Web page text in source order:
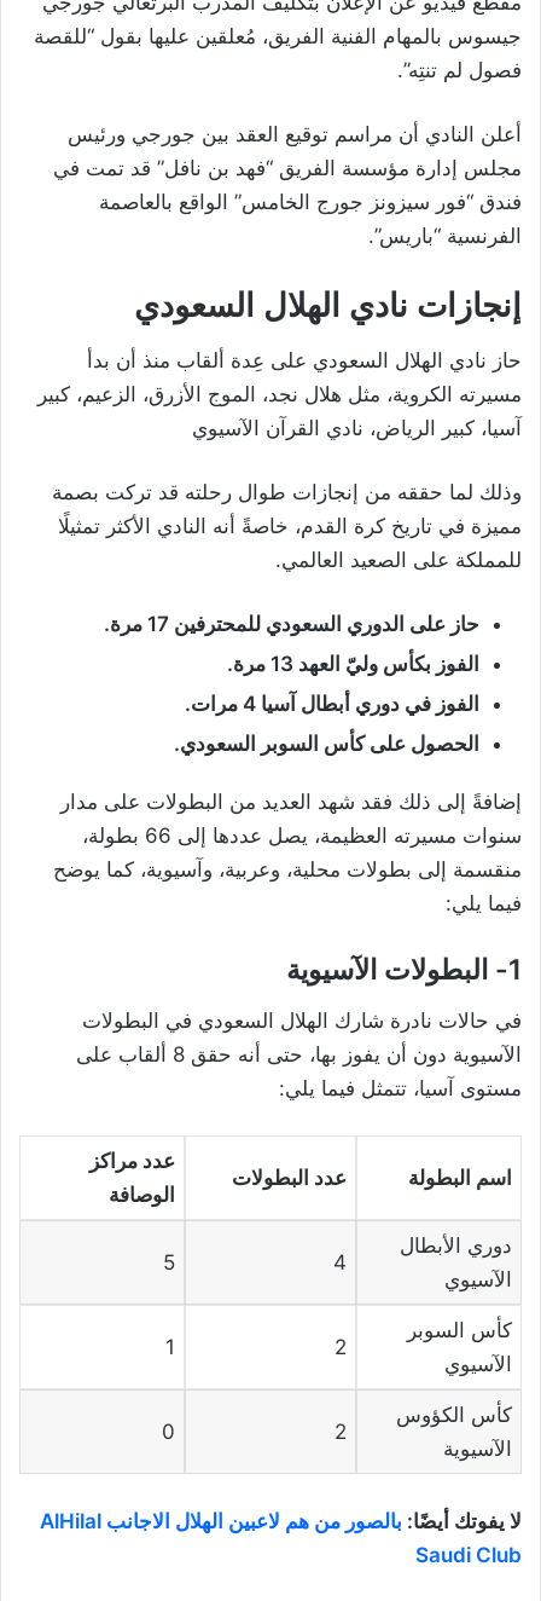
جيسوس بالمهام الفنية الفريق، مُعلقين عليها بقول “للقصة
فصول لم تنتِه”.
أعلن النادي أن مراسم توقيع العقد بين جورجي ورئيس
مجلس إدارة مؤسسة الفريق “فهد بن نافل” قد تمت في
فندق “فور سيزونز جورج الخامس” الواقع بالعاصمة
الفرنسية “باريس”.
إنجازات نادي الهلال السعودي
حاز نادي الهلال السعودي على عِدة ألقاب منذ أن بدأ
مسيرته الكروية، مثل هلال نجد، الموج الأزرق، الزعيم، كبير
آسيا، كبير الرياض، نادي القرآن الآسيوي
وذلك لما حققه من إنجازات طوال رحلته قد تركت بصمة
مميزة في تاريخ كرة القدم، خاصةً أنه النادي الأكثر تمثيلًا
للمملكة على الصعيد العالمي.
حاز على الدوري السعودي للمحترفين 17 مرة.
الفوز بكأس وليّ العهد 13 مرة.
الفوز في دوري أبطال آسيا 4 مرات.
الحصول على كأس السوبر السعودي.
إضافةً إلى ذلك فقد شهد العديد من البطولات على مدار
سنوات مسيرته العظيمة، يصل عددها إلى 66 بطولة،
منقسمة إلى بطولات محلية، وعربية، وآسيوية، كما يوضح
فيما يلي:
1- البطولات الآسيوية
في حالات نادرة شارك الهلال السعودي في البطولات
الآسيوية دون أن يفوز بها، حتى أنه حقق 8 ألقاب على
مستوى آسيا، تتمثل فيما يلي:
اسم البطولة عدد البطولات
عدد مراكز
الوصافة
دوري الأبطال
الآسيوي
4
5
كأس السوبر
الآسيوي
2
1
كأس الكؤوس
الآسيوية
2
0
لا يفوتك أيضًا:
بالصور من هم لاعبين الهلال الاجانب AlHilal
Saudi Club